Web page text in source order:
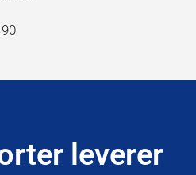
leverer